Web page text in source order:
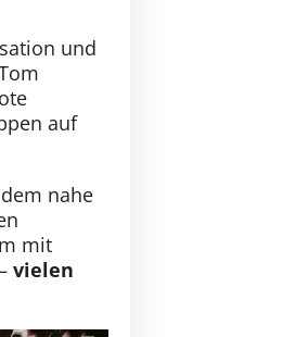
und
auf
nahe
mit
vielen